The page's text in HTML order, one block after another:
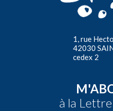
1, rue
42030
cedex 2
à la